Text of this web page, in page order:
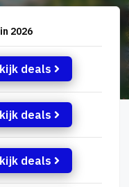
2026
deals
deals
deals